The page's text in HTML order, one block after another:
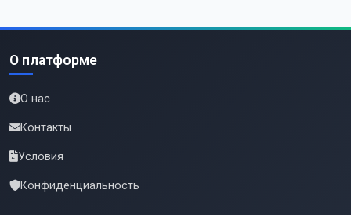
О платформе
О нас
Контакты
Условия
Конфиденциальность